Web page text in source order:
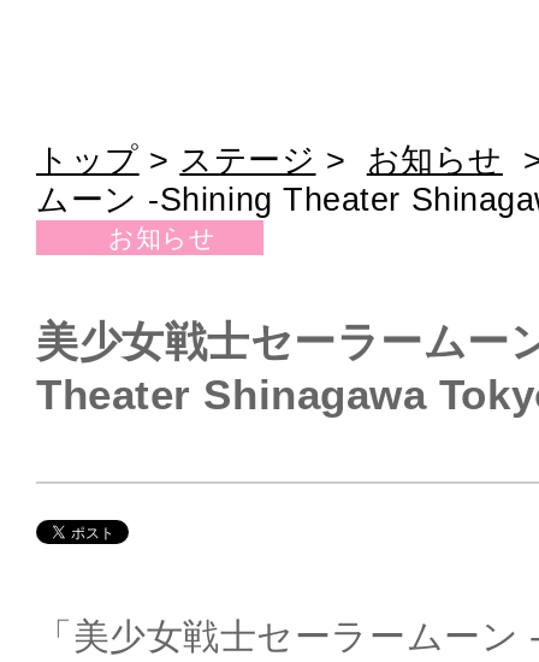
トップ > ステージ > お知らせ
ムーン -Shining Theater
お知らせ
美少女戦士セーラームー
Theater Shinagawa
「美少女戦士セーラームー